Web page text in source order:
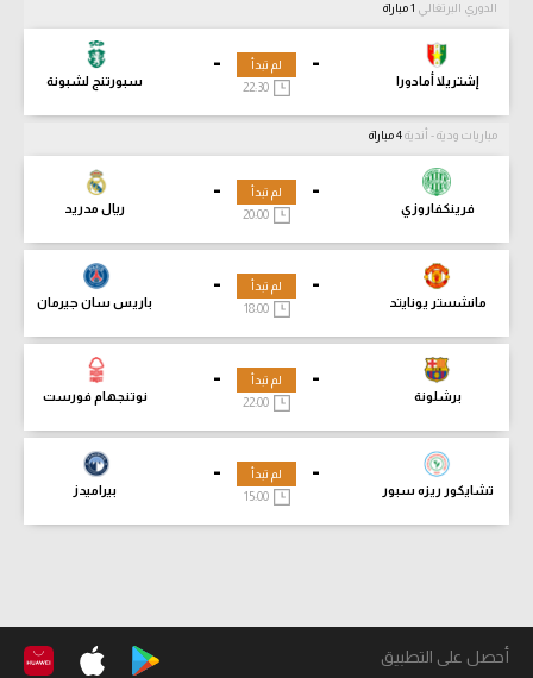
الدوري البرتغالي
-
إشتريلا أمادورا
-
سبورتنج لشبونة
لم تبدأ
مباريات ودية - أندية
-
فرينكفاروزي
-
ريال مدريد
لم تبدأ
-
مانشستر يونايتد
-
باريس سان جيرمان
لم تبدأ
18:00
-
برشلونة
-
نوتنجهام فورست
لم تبدأ
-
تشايكور ريزه سبور
-
بيراميدز
لم تبدأ
15:00
أحصل على التطبيق